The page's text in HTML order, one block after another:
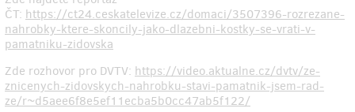
ČT: https://ct24.ceskatelevize.cz/domaci/3507396-rozrezane-
nahrobky-ktere-skoncily-jako-dlazebni-kostky-se-vrati-v-
pamatniku-zidovska
Zde rozhovor pro DVTV: https://video.aktualne.cz/dvtv/ze-
znicenych-zidovskych-nahrobku-stavi-pamatnik-jsem-rad-
ze/r~d5aee6f8e5ef11ecba5b0cc47ab5f122/